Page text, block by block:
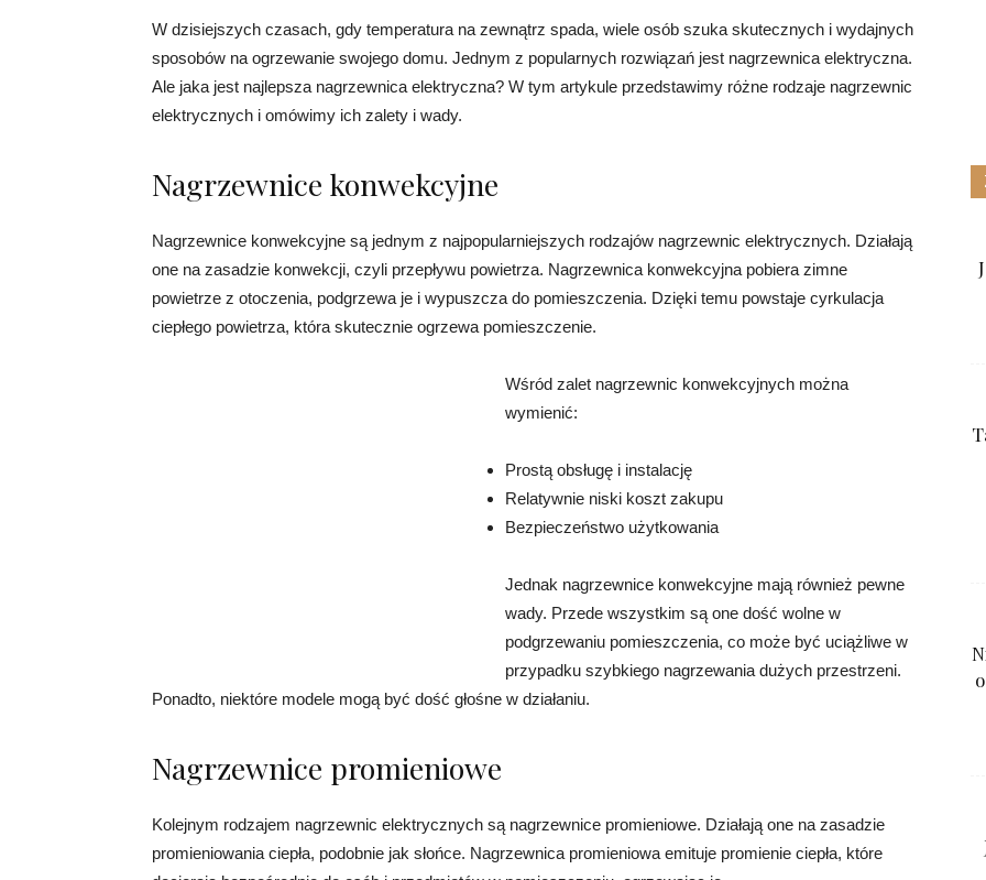
W dzisiejszych czasach, gdy temperatura na zewnątrz spada, wiele osób szuka skutecznych i wydajnych
sposobów na ogrzewanie swojego domu. Jednym z popularnych rozwiązań jest nagrzewnica elektryczna.
Ale jaka jest najlepsza nagrzewnica elektryczna? W tym artykule przedstawimy różne rodzaje nagrzewnic
elektrycznych i omówimy ich zalety i wady.
Nagrzewnice konwekcyjne
Nagrzewnice konwekcyjne są jednym z najpopularniejszych rodzajów nagrzewnic elektrycznych. Działają
one na zasadzie konwekcji, czyli przepływu powietrza. Nagrzewnica konwekcyjna pobiera zimne
powietrze z otoczenia, podgrzewa je i wypuszcza do pomieszczenia. Dzięki temu powstaje cyrkulacja
ciepłego powietrza, która skutecznie ogrzewa pomieszczenie.
Wśród zalet nagrzewnic konwekcyjnych można
wymienić:
Prostą obsługę i instalację
Relatywnie niski koszt zakupu
Bezpieczeństwo użytkowania
Jednak nagrzewnice konwekcyjne mają również pewne
wady. Przede wszystkim są one dość wolne w
podgrzewaniu pomieszczenia, co może być uciążliwe w
przypadku szybkiego nagrzewania dużych przestrzeni.
Ponadto, niektóre modele mogą być dość głośne w działaniu.
Nagrzewnice promieniowe
Kolejnym rodzajem nagrzewnic elektrycznych są nagrzewnice promieniowe. Działają one na zasadzie
promieniowania ciepła, podobnie jak słońce. Nagrzewnica promieniowa emituje promienie ciepła, które